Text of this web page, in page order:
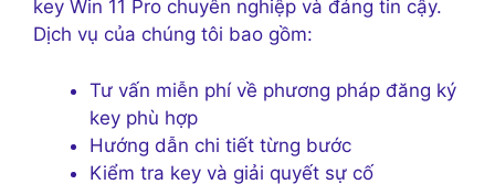
key Win 11 Pro chuyên nghiệp và đáng tin cậy.
Dịch vụ của chúng tôi bao gồm:
Tư vấn miễn phí về phương pháp đăng ký
key phù hợp
Hướng dẫn chi tiết từng bước
Kiểm tra key và giải quyết sự cố